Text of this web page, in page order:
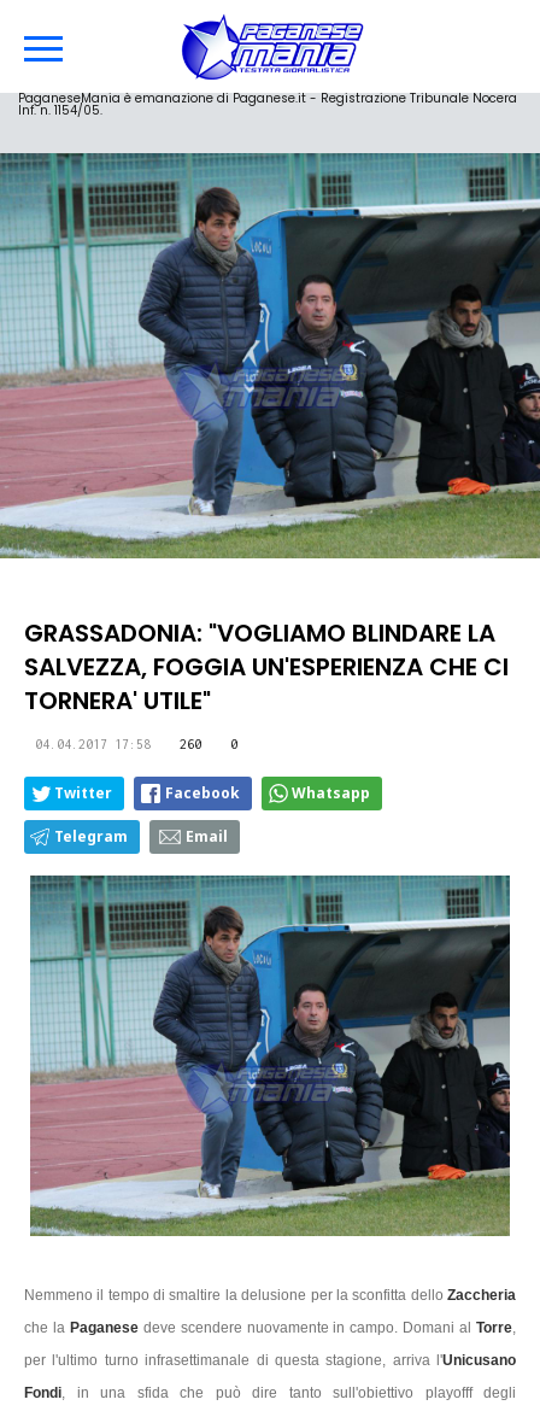
PaganeseMania è emanazione di Paganese.it - Registrazione Tribunale Nocera
Inf. n. 1154/05.
GRASSADONIA: "VOGLIAMO BLINDARE LA
SALVEZZA, FOGGIA UN'ESPERIENZA CHE CI
TORNERA' UTILE"
04.04.2017 17:58 260 0
Twitter Facebook Whatsapp
Telegram Email
Nemmeno il tempo di smaltire la delusione per la sconfitta dello Zaccheria
che la Paganese deve scendere nuovamente in campo. Domani alTorre
per l'ultimo turno infrasettimanale di questa stagione, arriva l'Unicusano
Fondi , in una sfida che può dire tanto sull'obiettivo playofff degli